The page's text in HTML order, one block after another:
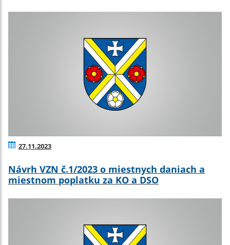
27.11.2023
Návrh VZN č.1/2023 o miestnych daniach a
miestnom poplatku za KO a DSO